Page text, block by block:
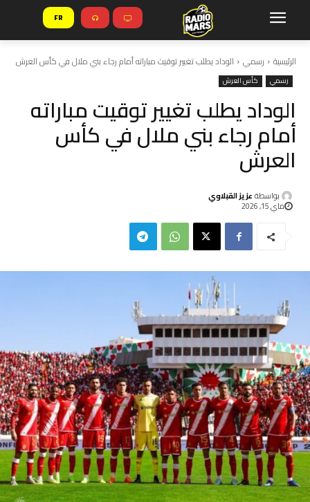
FR
الرئيسية رسمي الوداد يطلب تغيير توقيت مباراته أمام رجاء بني ملال في كأس العرش
رسمي كأس العرش
الوداد يطلب تغيير توقيت مباراته
أمام رجاء بني ملال في كأس
العرش
بواسطة عزيز القبلاوي
ماي 15, 2026